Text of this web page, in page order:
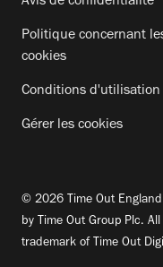
Politique concernant
cookies
Conditions d'utilisation
Gérer les cookies
© 2026 Time Out
by Time Out Group Plc.
trademark of Time Out